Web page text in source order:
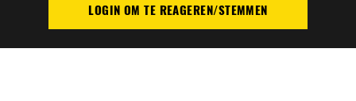
PLAATS REACTIELOGIN OM TE REAGEREN/STEMMEN